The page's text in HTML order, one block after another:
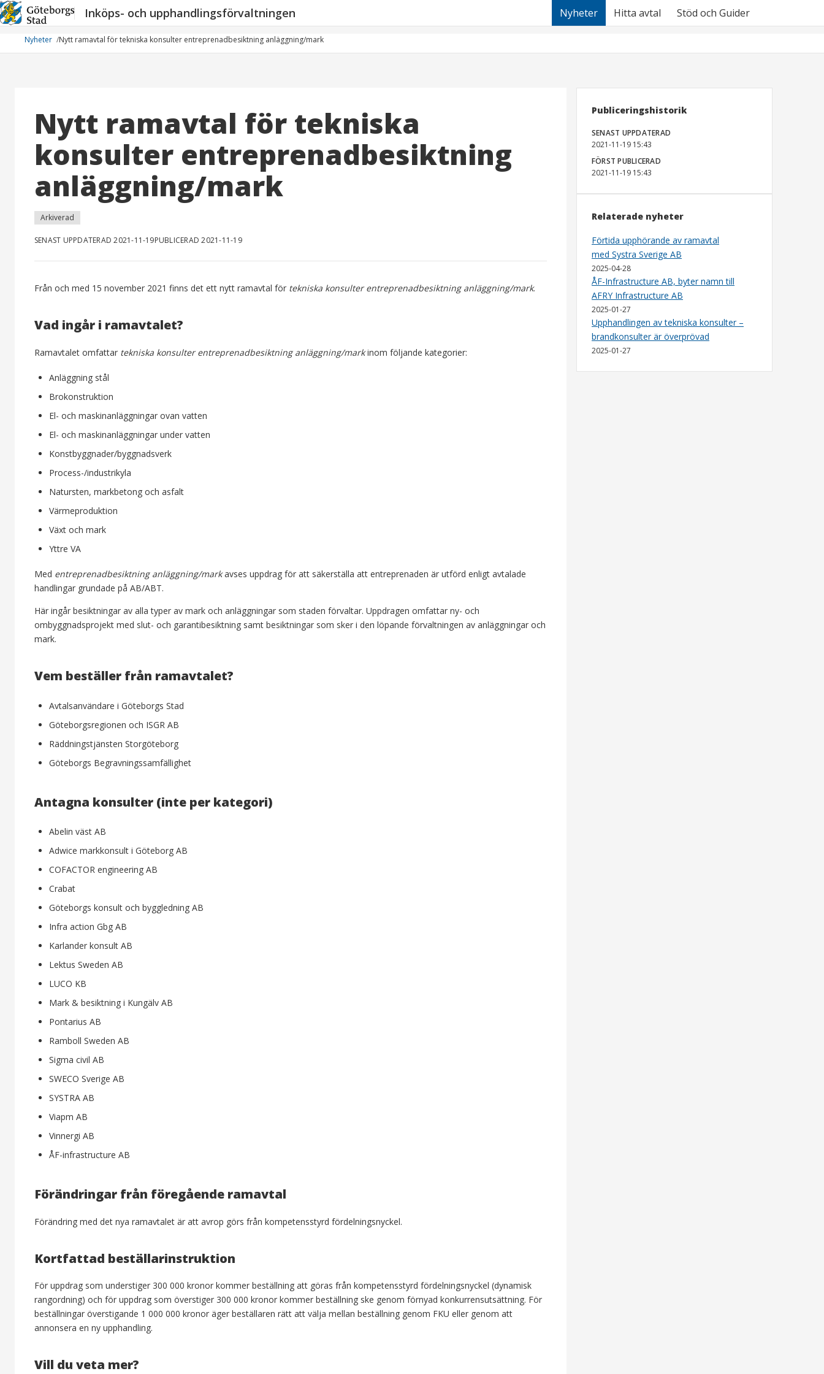
Hoppa
till
innehåll
Inköps- och upphandlingsförvaltningen Nyheter Hitta avtal Stöd och Guider
Nyheter Nytt ramavtal för tekniska konsulter entreprenadbesiktning anläggning/mark
Nytt ramavtal för tekniska
konsulter entreprenadbesiktning
anläggning/mark
Arkiverad
SENAST UPPDATERAD 2021-11-19PUBLICERAD 2021-11-19
Från och med 15 november 2021 finns det ett nytt ramavtal för tekniska konsulter entreprenadbesiktning anläggning/mark.
Vad ingår i ramavtalet?
Ramavtalet omfattar tekniska konsulter entreprenadbesiktning anläggning/markinom följande kategorier:
Anläggning stål
Brokonstruktion
El- och maskinanläggningar ovan vatten
El- och maskinanläggningar under vatten
Konstbyggnader/byggnadsverk
Process-/industrikyla
Natursten, markbetong och asfalt
Värmeproduktion
Växt och mark
Yttre VA
Med entreprenadbesiktning anläggning/markavses uppdrag för att säkerställa att entreprenaden är utförd enligt avtalade
handlingar grundade på AB/ABT.
Här ingår besiktningar av alla typer av mark och anläggningar som staden förvaltar. Uppdragen omfattar ny- och
ombyggnadsprojekt med slut- och garantibesiktning samt besiktningar som sker i den löpande förvaltningen av anläggningar och
mark.
Vem beställer från ramavtalet?
Avtalsanvändare i Göteborgs Stad
Göteborgsregionen och ISGR AB
Räddningstjänsten Storgöteborg
Göteborgs Begravningssamfällighet
Antagna konsulter (inte per kategori)
Abelin väst AB
Adwice markkonsult i Göteborg AB
COFACTOR engineering AB
Crabat
Göteborgs konsult och byggledning AB
Infra action Gbg AB
Karlander konsult AB
Lektus Sweden AB
LUCO KB
Mark & besiktning i Kungälv AB
Pontarius AB
Ramboll Sweden AB
Sigma civil AB
SWECO Sverige AB
SYSTRA AB
Viapm AB
Vinnergi AB
ÅF-infrastructure AB
Förändringar från föregående ramavtal
Förändring med det nya ramavtalet är att avrop görs från kompetensstyrd fördelningsnyckel.
Kortfattad beställarinstruktion
För uppdrag som understiger 300 000 kronor kommer beställning att göras från kompetensstyrd fördelningsnyckel (dynamisk
rangordning) och för uppdrag som överstiger 300 000 kronor kommer beställning ske genom förnyad konkurrensutsättning. För
beställningar överstigande 1 000 000 kronor äger beställaren rätt att välja mellan beställning genom FKU eller genom att
annonsera en ny upphandling.
Vill du veta mer?
Publiceringshistorik
SENAST UPPDATERAD
2021-11-19 15:43
FÖRST PUBLICERAD
2021-11-19 15:43
Relaterade nyheter
Förtida upphörande av ramavtal
med Systra Sverige AB
2025-04-28
ÅF-Infrastructure AB, byter namn till
AFRY Infrastructure AB
2025-01-27
Upphandlingen av tekniska konsulter –
brandkonsulter är överprövad
2025-01-27